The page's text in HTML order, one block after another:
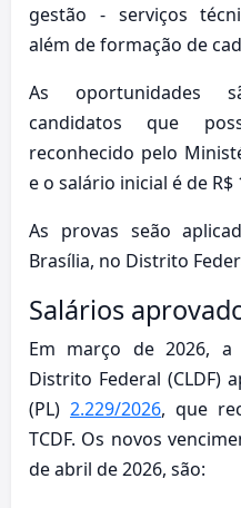
gestão - serviços
além de formação de
As oportunidades
candidatos que
reconhecido pelo
e o salário inicial é de R$
As provas seão
Brasília, no Distrito
Salários
Em março de 2026, a
Distrito Federal (CLDF)
(PL) 2.229/2026, que
TCDF. Os novos
de abril de 2026, são: